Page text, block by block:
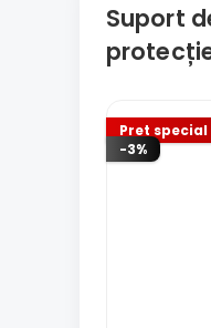
Suport
Pret special
-3%